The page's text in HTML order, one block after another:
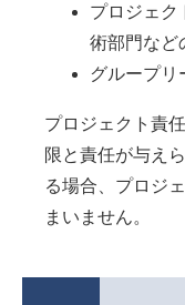
プロジェク
術部門など
グループリ
プロジェクト責
限と責任が与え
る場合、プロジ
まいません。